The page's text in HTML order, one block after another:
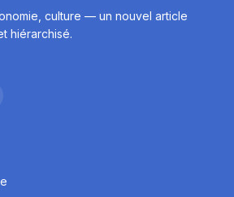
culture — un nouvel article
hiérarchisé.